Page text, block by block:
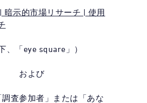
暗示的市場リサーチ | 使用
、「eye square」）
および
調査参加者」または「あな